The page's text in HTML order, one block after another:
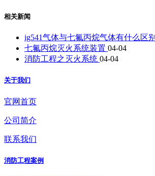
相关新闻
ig541气体与七氟丙烷气体有什么区别
七氟丙烷灭火系统装置 04-04
消防工程之灭火系统 04-04
关于我们
官网首页
公司简介
联系我们
消防工程案例